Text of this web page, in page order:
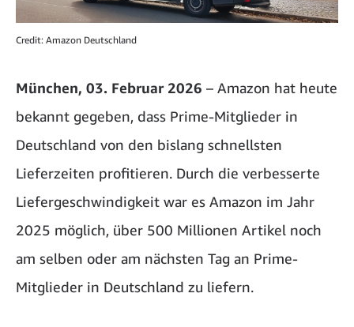
Credit: Amazon Deutschland
München, 03. Februar 2026 – Amazon hat heute
bekannt gegeben, dass Prime-Mitglieder in
Deutschland von den bislang schnellsten
Lieferzeiten profitieren. Durch die verbesserte
Liefergeschwindigkeit war es Amazon im Jahr
2025 möglich, über 500 Millionen Artikel noch
am selben oder am nächsten Tag an Prime-
Mitglieder in Deutschland zu liefern.